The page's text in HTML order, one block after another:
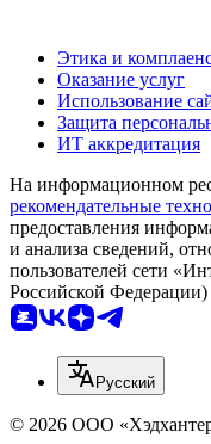
Этика и
Оказание услуг
Использование
Защита
ИТ аккредитация
На информационном
рекомендательные
предоставления
и анализа сведений,
пользователей сети
Российской Федерации)
Русский
© 2026 ООО